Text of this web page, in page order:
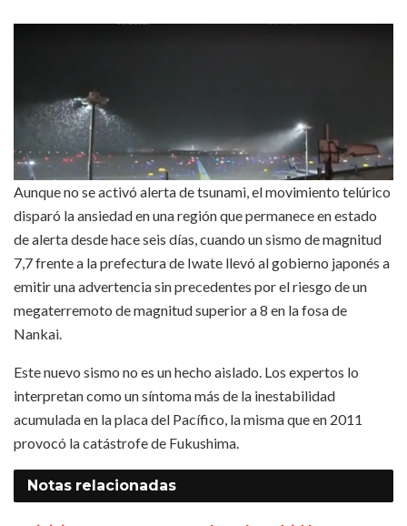
Aunque no se activó alerta de tsunami, el movimiento telúrico
disparó la ansiedad en una región que permanece en estado
de alerta desde hace seis días, cuando un sismo de magnitud
7,7 frente a la prefectura de Iwate llevó al gobierno japonés a
emitir una advertencia sin precedentes por el riesgo de un
megaterremoto de magnitud superior a 8 en la fosa de
Nankai.
Este nuevo sismo no es un hecho aislado. Los expertos lo
interpretan como un síntoma más de la inestabilidad
acumulada en la placa del Pacífico, la misma que en 2011
provocó la catástrofe de Fukushima.
Notas relacionadas